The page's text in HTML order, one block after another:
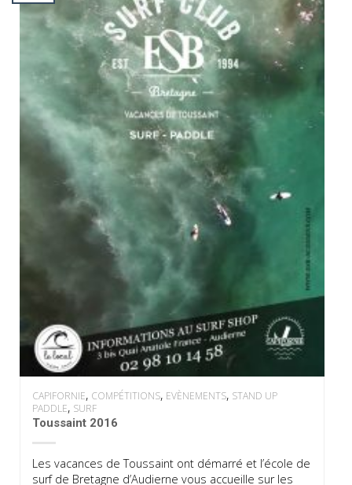
CAPIFORNIE, COMPÉTITIONS, EVÈNEMENTS, STAND UP
PADDLE, SURF
Toussaint 2016
Les vacances de Toussaint ont démarré et l’école de
surf de Bretagne d’Audierne vous accueille sur les